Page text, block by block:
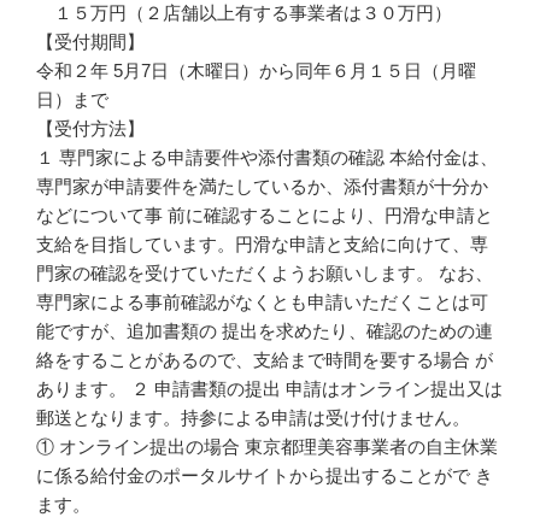
１５万円（２店舗以上有する事業者は３０万円）
【受付期間】
令和２年 5月7日（木曜日）から同年６月１５日（月曜
日）まで
【受付方法】
１ 専門家による申請要件や添付書類の確認 本給付金は、
専門家が申請要件を満たしているか、添付書類が十分か
などについて事 前に確認することにより、円滑な申請と
支給を目指しています。円滑な申請と支給に向けて、専
門家の確認を受けていただくようお願いします。 なお、
専門家による事前確認がなくとも申請いただくことは可
能ですが、追加書類の 提出を求めたり、確認のための連
絡をすることがあるので、支給まで時間を要する場合 が
あります。 ２ 申請書類の提出 申請はオンライン提出又は
郵送となります。持参による申請は受け付けません。
① オンライン提出の場合 東京都理美容事業者の自主休業
に係る給付金のポータルサイトから提出することがで き
ます。